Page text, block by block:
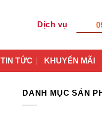
Dịch vụ
TIN TỨC KHUYẾN MÃI
DANH MỤC SẢN